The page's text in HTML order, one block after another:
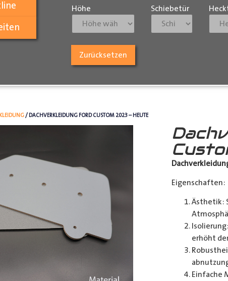
Höhe Schiebetür
Zurücksetzen
/ DACHVERKLEIDUNG FORD CUSTOM 2023 – HEUTE
Eigenschaften:
Ästhetik:
erhöht
Einfache